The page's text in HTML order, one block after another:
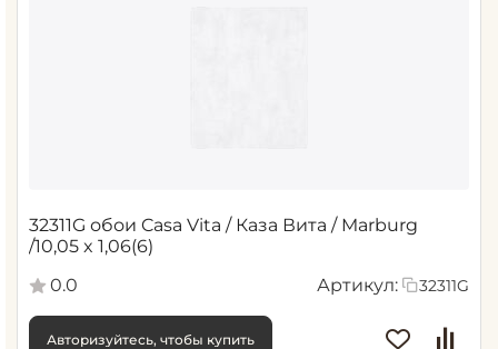
32311G обои Casa Vita / Каза Вита / Marburg
/10,05 x 1,06(6)
0.0
Артикул: 32311G
Авторизуйтесь, чтобы купить